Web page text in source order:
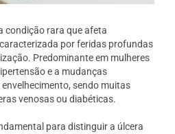
condição rara que afeta
por feridas profundas
Predominante em mulheres
e a mudanças
sendo muitas
venosas ou diabéticas.
para distinguir a úlcera